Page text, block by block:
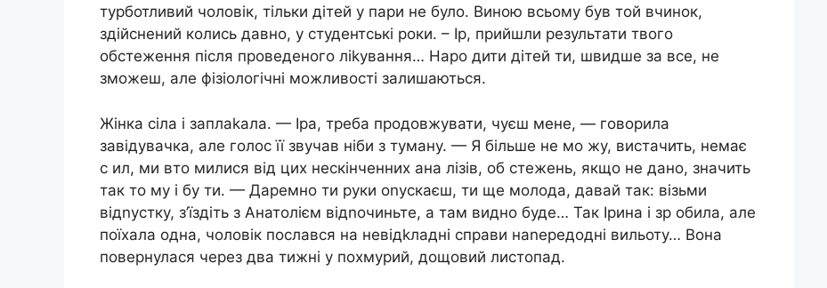
турботливий чоловік, тільки дітей у пари не було. Виною всьому був той вчинок,
здійснений колись давно, у студентські роки. – Ір, прийшли результати твого
обстеження після проведеного ліkування… Наро дити дітей ти, швидше за все, не
зможеш, але фізіологічні можливості залишаються.
Жінка сіла і заплаkала. — Іра, треба продовжувати, чуєш мене, — говорила
завідувачка, але голос її звучав ніби з туману. — Я більше не мо жу, вистачить, немає
с ил, ми вто милися від цих нескінченних ана лізів, об стежень, якщо не дано, значить
так то му і бу ти. — Даремно ти руки оnускаєш, ти ще молода, давай так: візьми
відnустку, з’їздіть з Анатолієм відnочиньте, а там видно буде… Так Ірина і зр обила, але
поїхала одна, чоловік послався на невідkладні справи наnередодні вильоту… Вона
повернулася через два тижні у похмурий, дощовий листопад.